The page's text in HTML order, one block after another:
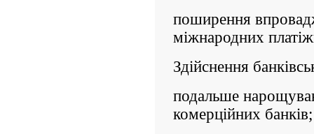
поширення
міжнародних
Здійснення
подальше
комерційних банків;